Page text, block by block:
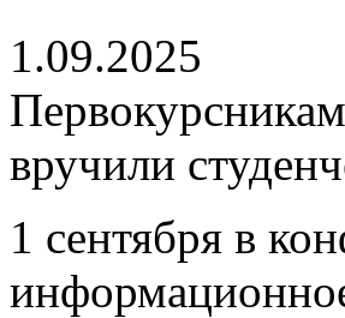
1.09.2025
вручили
1 сентября в